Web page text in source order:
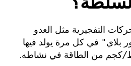
التفجيرية مثل العدو
بلاي" في كل مرة يولد فيها